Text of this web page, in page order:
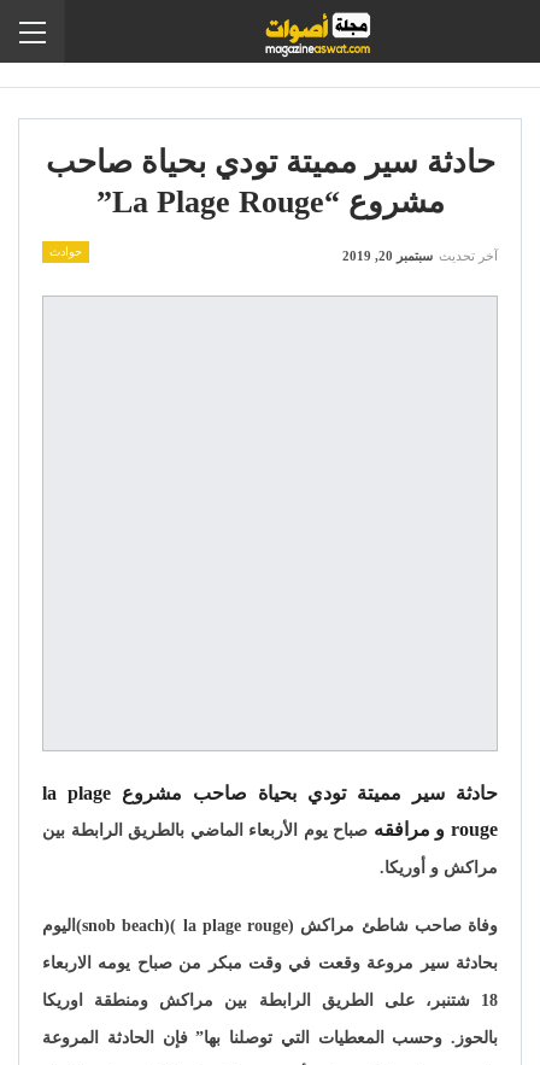
حادثة سير مميتة تودي بحياة صاحب
مشروع “la Plage Rouge”
حوادث آخر تحديث سبتمبر 20, 2019
حادثة سير مميتة تودي بحياة صاحب مشروع la plage
rouge و مرافقه
صباح يوم الأربعاء الماضي بالطريق الرابطة بين
مراكش و أوريكا.
وفاة صاحب شاطئ مراكش (la plage rouge )(snob beach)اليوم
بحادثة سير مروعة وقعت في وقت مبكر من صباح يومه الاربعاء
18 شتنبر، على الطريق الرابطة بين مراكش ومنطقة اوريكا
بالحوز. وحسب المعطيات التي توصلنا بها” فإن الحادثة المروعة